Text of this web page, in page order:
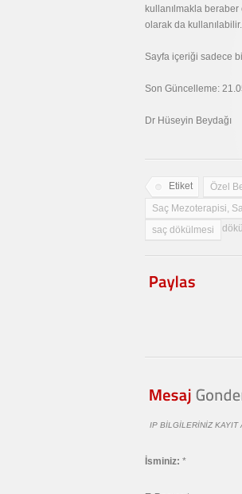
kullanılmakla beraber
olarak da kullanılabilir.
Sayfa içeriği sadece
Son Güncelleme:
Dr Hüseyin Beydağı
Etiket Özel
Saç Mezoterapisi,
PRP,mersin saç
saç dökülmesi
IP BILGILERINIZ KAYIT
İsminiz: *